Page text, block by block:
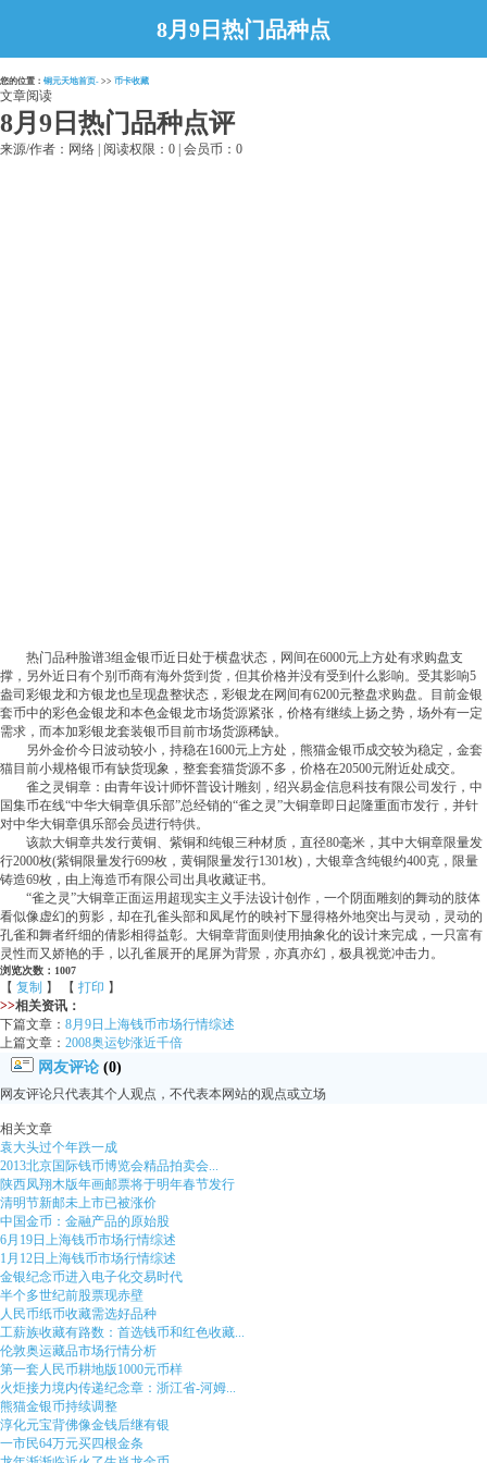
8月9日热门品种点
评
您的位置： 铜元天地首页- >> 币卡收藏
文章阅读
8月9日热门品种点评
来源/作者：网络 | 阅读权限：0 | 会员币：0
热门品种脸谱3组金银币近日处于横盘状态，网间在6000元上方处有求购盘支
撑，另外近日有个别币商有海外货到货，但其价格并没有受到什么影响。受其影响5
盎司彩银龙和方银龙也呈现盘整状态，彩银龙在网间有6200元整盘求购盘。目前金银
套币中的彩色金银龙和本色金银龙市场货源紧张，价格有继续上扬之势，场外有一定
需求，而本加彩银龙套装银币目前市场货源稀缺。
另外金价今日波动较小，持稳在1600元上方处，熊猫金银币成交较为稳定，金套
猫目前小规格银币有缺货现象，整套套猫货源不多，价格在20500元附近处成交。
雀之灵铜章：由青年设计师怀普设计雕刻，绍兴易金信息科技有限公司发行，中
国集币在线“中华大铜章俱乐部”总经销的“雀之灵”大铜章即日起隆重面市发行，并针
对中华大铜章俱乐部会员进行特供。
该款大铜章共发行黄铜、紫铜和纯银三种材质，直径80毫米，其中大铜章限量发
行2000枚(紫铜限量发行699枚，黄铜限量发行1301枚)，大银章含纯银约400克，限量
铸造69枚，由上海造币有限公司出具收藏证书。
“雀之灵”大铜章正面运用超现实主义手法设计创作，一个阴面雕刻的舞动的肢体
看似像虚幻的剪影，却在孔雀头部和凤尾竹的映衬下显得格外地突出与灵动，灵动的
孔雀和舞者纤细的倩影相得益彰。大铜章背面则使用抽象化的设计来完成，一只富有
灵性而又娇艳的手，以孔雀展开的尾屏为背景，亦真亦幻，极具视觉冲击力。
浏览次数：1007
【 复制 】 【 打印 】
>>相关资讯：
下篇文章： 8月9日上海钱币市场行情综述
上篇文章： 2008奥运钞涨近千倍
网友评论 (0)
网友评论只代表其个人观点，不代表本网站的观点或立场
相关文章
袁大头过个年跌一成
2013北京国际钱币博览会精品拍卖会...
陕西凤翔木版年画邮票将于明年春节发行
清明节新邮未上市已被涨价
中国金币：金融产品的原始股
6月19日上海钱币市场行情综述
1月12日上海钱币市场行情综述
金银纪念币进入电子化交易时代
半个多世纪前股票现赤壁
人民币纸币收藏需选好品种
工薪族收藏有路数：首选钱币和红色收藏...
伦敦奥运藏品市场行情分析
第一套人民币耕地版1000元币样
火炬接力境内传递纪念章：浙江省-河姆...
熊猫金银币持续调整
淳化元宝背佛像金钱后继有银
一市民64万元买四根金条